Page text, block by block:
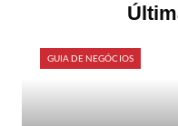
GUIA DE NEGÓCIOS